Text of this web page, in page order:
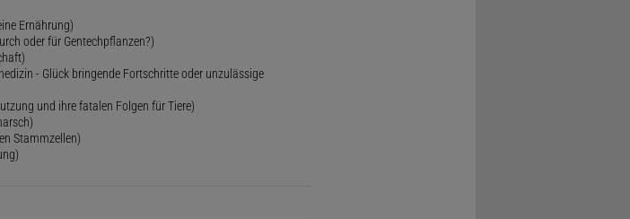
Ernährung)
oder für Gentechpflanzen?)
- Glück bringende Fortschritte oder unzulässige
und ihre fatalen Folgen für Tiere)
Stammzellen)